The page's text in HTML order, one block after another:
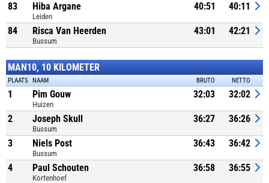
83 Hiba Argane
Leiden
40:51 40:11
84 Risca Van Heerden
Bussum
43:01 42:21
MAN10, 10 KILOMETER
PLAATS NAAM BRUTO NETTO
1 Pim Gouw
Huizen
32:03 32:02
2 Joseph Skull
Bussum
36:27 36:26
3 Niels Post
Bussum
36:43 36:42
4 Paul Schouten
Kortenhoef
36:58 36:55